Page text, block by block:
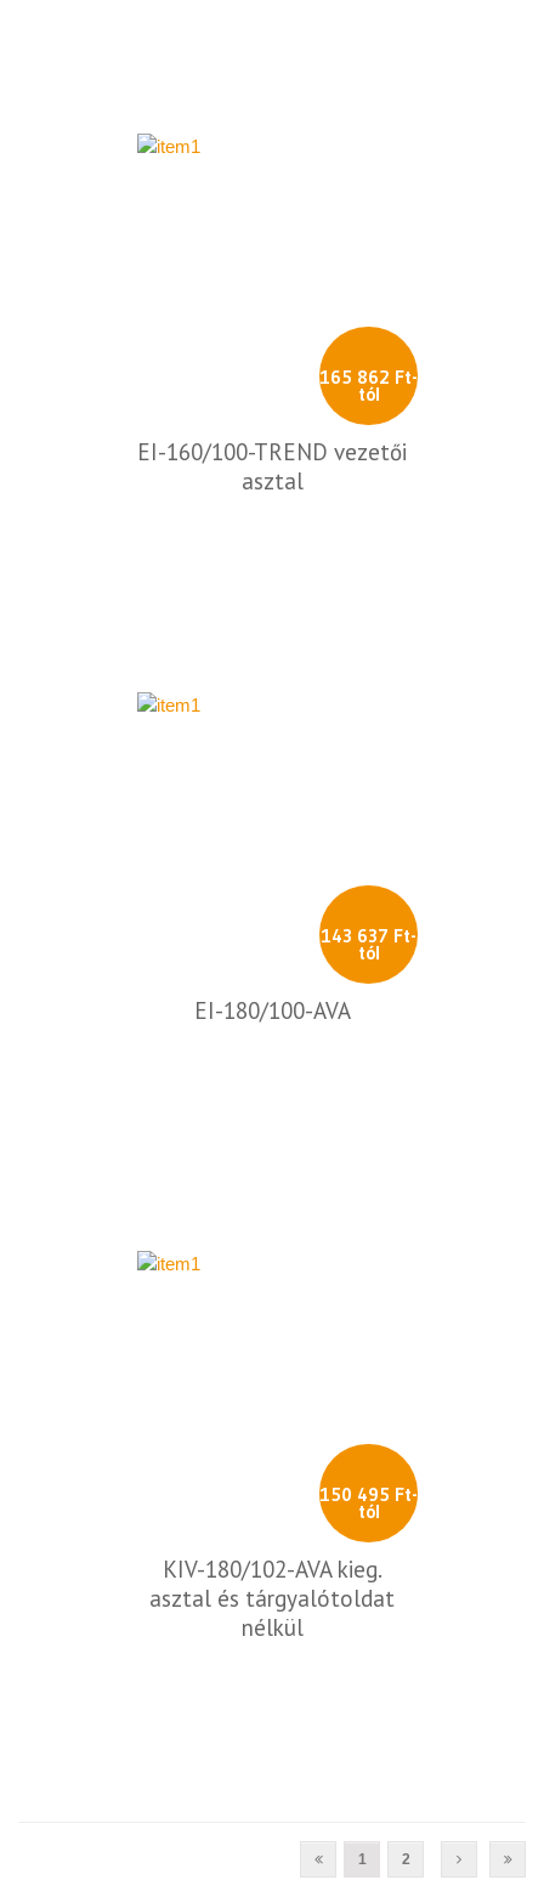
165 862 Ft-
tól
EI-160/100-TREND vezetői
asztal
143 637 Ft-
tól
EI-180/100-AVA
150 495 Ft-
tól
KIV-180/102-AVA kieg.
asztal és tárgyalótoldat
nélkül
1 2